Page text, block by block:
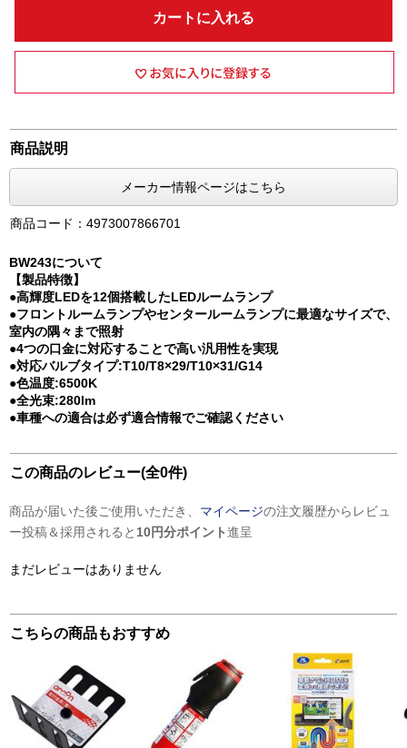
カートに入れる
商品説明
メーカー情報ページはこちら
商品コード：4973007866701
BW243について
【製品特徴】
●高輝度LEDを12個搭載したLEDルームランプ
●フロントルームランプやセンタールームランプに最適なサイズで、
室内の隅々まで照射
●4つの口金に対応することで高い汎用性を実現
●対応バルブタイプ:T10/T8×29/T10×31/G14
●色温度:6500K
●全光束:280lm
●車種への適合は必ず適合情報でご確認ください
この商品のレビュー(全0件)
商品が届いた後ご使用いただき、 マイページの注文履歴からレビュ
ー投稿＆採用されると 10円分ポイント進呈
まだレビューはありません
こちらの商品もおすすめ